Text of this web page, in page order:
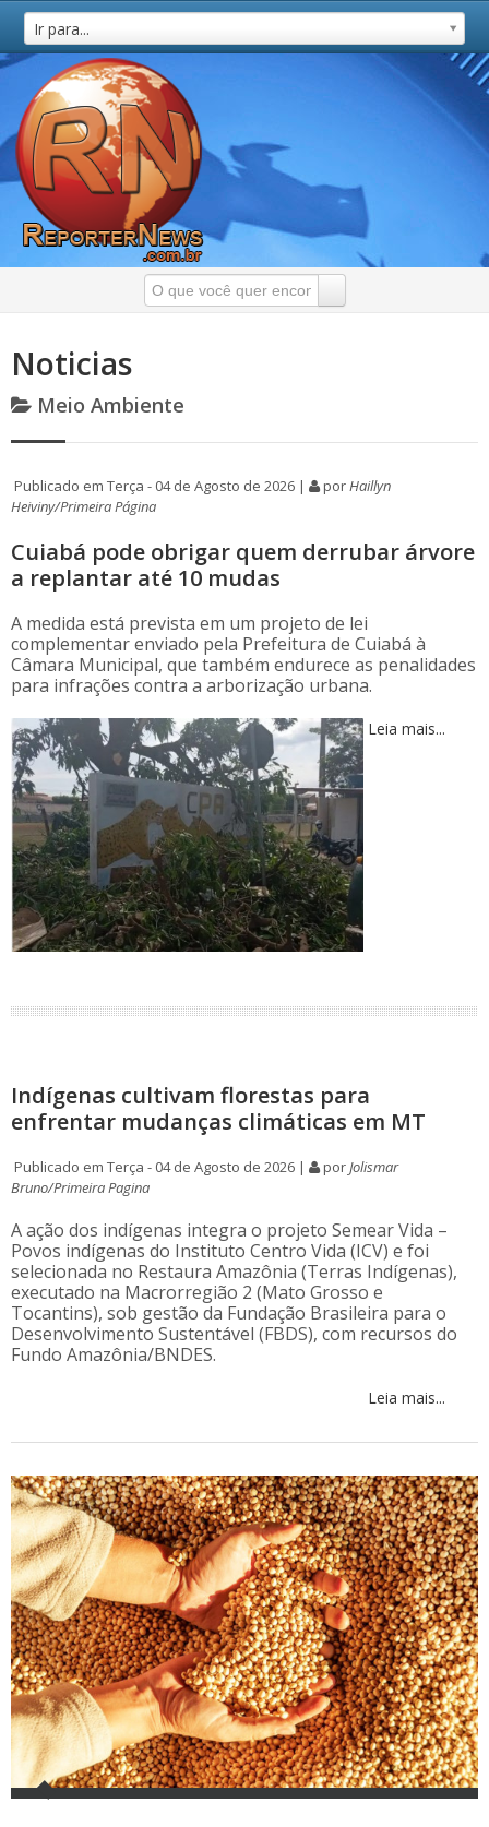
Ir para...
Noticias
Meio Ambiente
Publicado em Terça - 04 de Agosto de 2026 | porHaillyn
Heiviny/Primeira Página
Cuiabá pode obrigar quem derrubar árvore
a replantar até 10 mudas
A medida está prevista em um projeto de lei
complementar enviado pela Prefeitura de Cuiabá à
Câmara Municipal, que também endurece as penalidades
para infrações contra a arborização urbana.
Leia mais...
Indígenas cultivam florestas para
enfrentar mudanças climáticas em MT
Publicado em Terça - 04 de Agosto de 2026 | porJolismar
Bruno/Primeira Pagina
A ação dos indígenas integra o projeto Semear Vida –
Povos indígenas do Instituto Centro Vida (ICV) e foi
selecionada no Restaura Amazônia (Terras Indígenas),
executado na Macrorregião 2 (Mato Grosso e
Tocantins), sob gestão da Fundação Brasileira para o
Desenvolvimento Sustentável (FBDS), com recursos do
Fundo Amazônia/BNDES.
Leia mais...